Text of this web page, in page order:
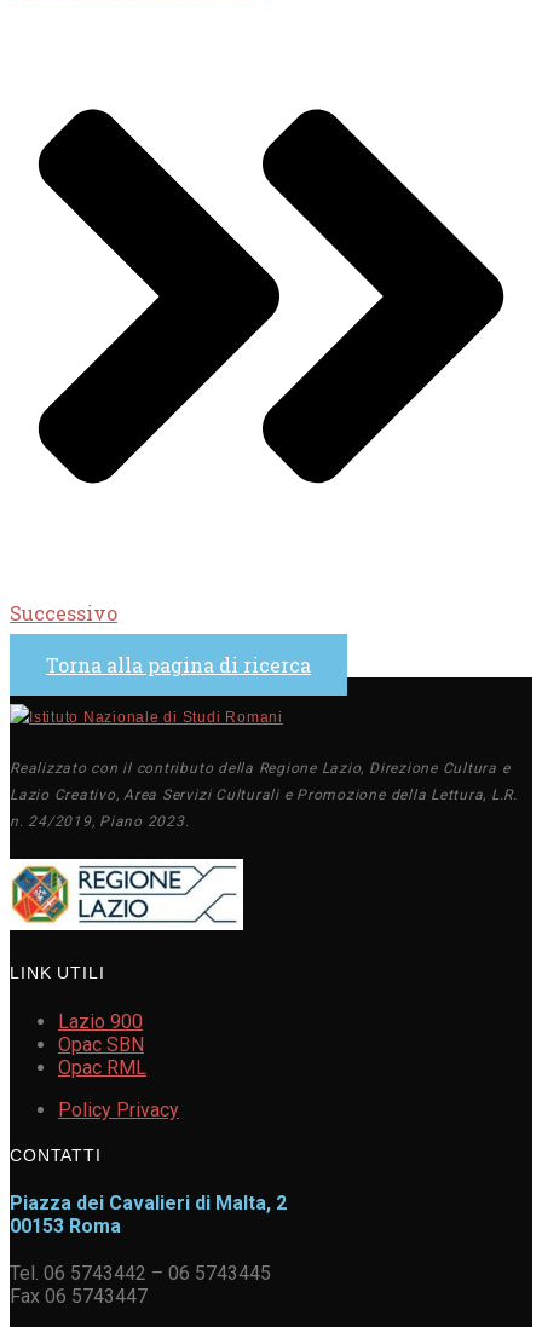
Successivo
Torna alla pagina di ricerca
Realizzato con il contributo della Regione Lazio, Direzione Cultura e
Lazio Creativo, Area Servizi Culturali e Promozione della Lettura, L.R.
n. 24/2019, Piano 2023.
LINK UTILI
Lazio 900
Opac SBN
Opac RML
Policy Privacy
CONTATTI
Piazza dei Cavalieri di Malta, 2
00153 Roma
Tel. 06 5743442 – 06 5743445
Fax 06 5743447